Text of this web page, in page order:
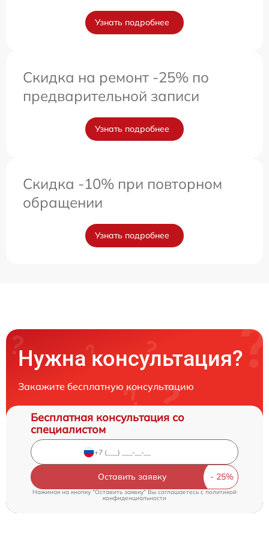
Узнать подробнее
Скидка на ремонт -25% по
предварительной записи
Узнать подробнее
Скидка -10% при повторном
обращении
Узнать подробнее
Нужна консультация?
Закажите бесплатную консультацию
Бесплатная консультация со
специалистом
Оставить заявку
Нажимая на кнопку "Оставить заявку" Вы соглашаетесь c политикой
конфиденциальности